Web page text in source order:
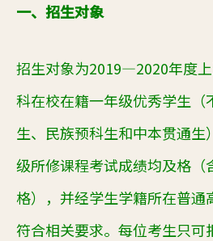
一、招生对象
招生对象为2019—2020年度
科在校在籍一年级优秀学生（
生、民族预科生和中本贯通生
级所修课程考试成绩均及格（
格），并经学生学籍所在普通
符合相关要求。每位考生只可